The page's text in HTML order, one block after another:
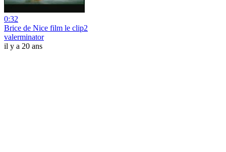
0:32
Brice de Nice film le clip2
valerminator
il y a 20 ans